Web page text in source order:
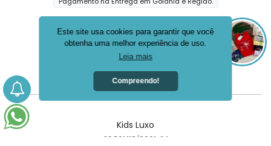
Este site usa cookies para garantir que você
obtenha uma melhor experiência de uso.
Leia mais
Compreendo!
Segurança
Kids Luxo
39.561.118/0001-24